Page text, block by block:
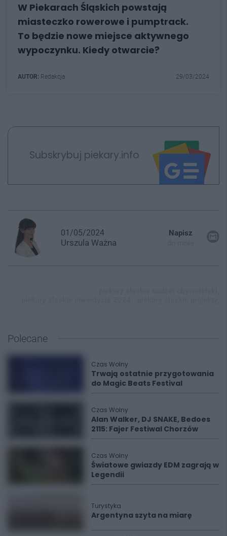
W Piekarach Śląskich powstają
miasteczko rowerowe i pumptrack.
To będzie nowe miejsce aktywnego
wypoczynku. Kiedy otwarcie?
AUTOR: Redakcja 29/03/2024
Subskrybuj piekary.info
01/05/2024
Urszula Ważna
Napisz
Polecane
Czas Wolny
Trwają ostatnie przygotowania
do Magic Beats Festival
Czas Wolny
Alan Walker, DJ SNAKE, Bedoes
2115: Fajer Festiwal Chorzów
Czas Wolny
Światowe gwiazdy EDM zagrają w
Legendii
Turystyka
Argentyna szyta na miarę